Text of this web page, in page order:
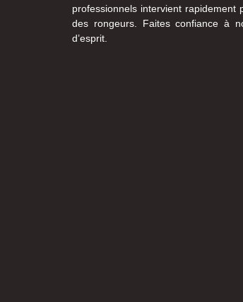
professionnels intervient
des rongeurs. Faites confiance à
d’esprit.